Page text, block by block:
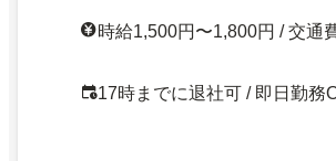
時給1,500円〜1,800円 / 交通
17時までに退社可 / 即日勤務